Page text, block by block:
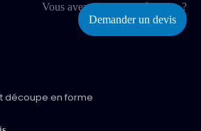
Vous avez un projet spécifique ?
Demander un devis
découpe en forme